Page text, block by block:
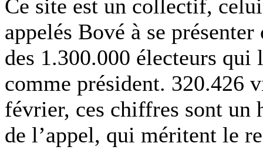
Ce site est un collectif,
appelés Bové à se
des 1.300.000 électeurs
comme président. 320.426
février, ces chiffres sont un
de l’appel, qui méritent le